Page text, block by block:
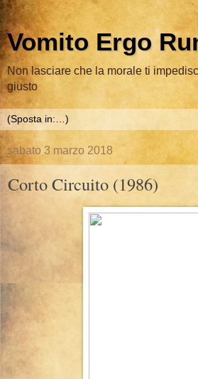
Vomito Ergo
Non lasciare che la morale ti
giusto
sabato 3 marzo 2018
Corto Circuito (1986)